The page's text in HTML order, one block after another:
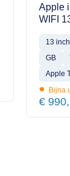
Apple
WIFI
13 inch
GB
Apple
• Bijna
€